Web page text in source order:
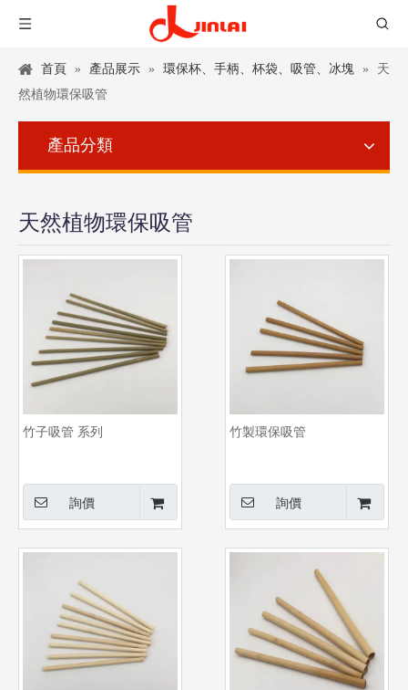
首頁 » 產品展示 » 環保杯、手柄、杯袋、吸管、冰塊 »
天
然植物環保吸管
產品分類
天然植物環保吸管
竹子吸管 系列
詢價
竹製環保吸管
詢價